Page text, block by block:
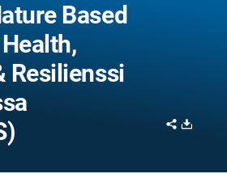
Based
Resilienssi
Share